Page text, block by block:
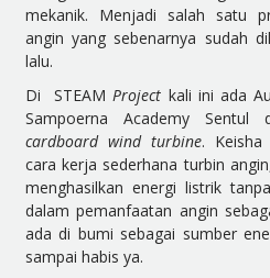
mekanik. Menjadi salah satu
angin yang sebenarnya sudah
lalu.
Di STEAMProject kali ini ada
Sampoerna Academy Sentul
cardboard wind turbine. Keisha
cara kerja sederhana turbin
menghasilkan energi listrik
dalam pemanfaatan angin
ada di bumi sebagai sumber
sampai habis ya.